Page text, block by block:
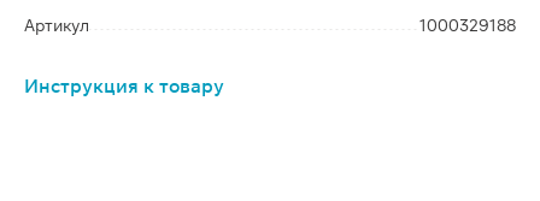
Артикул
1000329188
Инструкция к товару